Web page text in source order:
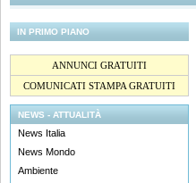
IN PRIMO PIANO
ANNUNCI GRATUITI
COMUNICATI STAMPA GRATUITI
NEWS - ATTUALITÀ
News Italia
News Mondo
Ambiente